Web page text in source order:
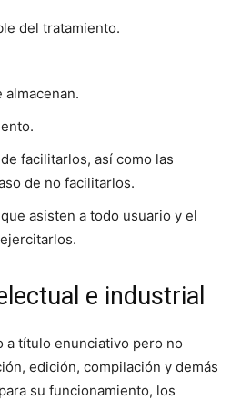
del tratamiento.
almacenan.
facilitarlos, así como las
de no facilitarlos.
asisten a todo usuario y el
e industrial
a título enunciativo pero no
edición, compilación y demás
su funcionamiento, los